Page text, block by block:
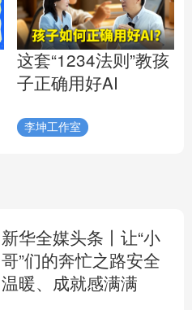
这套“1234法则”教孩
子正确用好AI
李坤工作室
新华全媒头条丨让“小
哥”们的奔忙之路安全
温暖、成就感满满